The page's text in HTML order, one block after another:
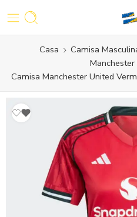
Casa Camisa
Manchester
Camisa Manchester United